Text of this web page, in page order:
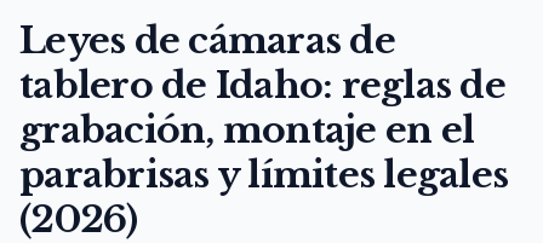
Leyes de cámaras de
tablero de Idaho: reglas de
grabación, montaje en el
parabrisas y límites legales
(2026)